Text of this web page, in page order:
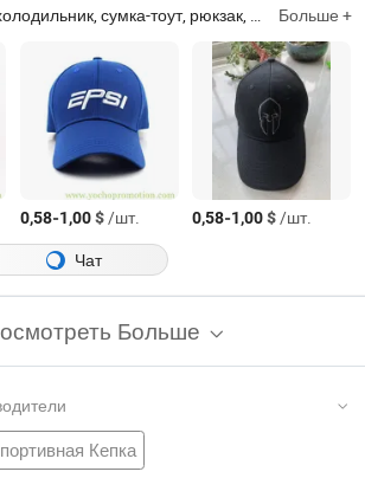
Косметичка, сумка-холодильник, сумка-тоут, рюкзак, сумка для покупок, аптечка, бейсболка, вязаная шапка, вязаные перчатки, вязаный шарф Больше +
0,58-1,00$/шт. 0,58-1,00$/шт.
Чат
Больше
Кепка